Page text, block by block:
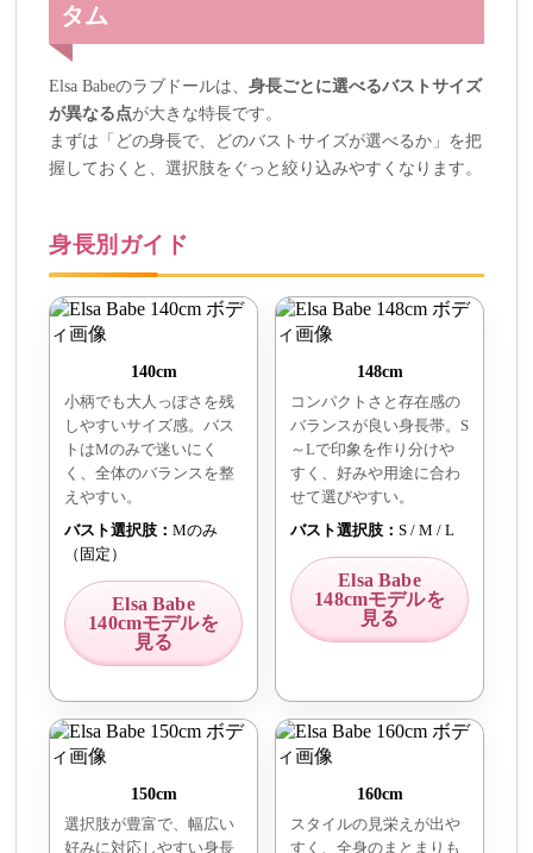
タム
Elsa Babeのラブドールは、 身長ごとに選べるバストサイズ
が異なる点が大きな特長です。
まずは「どの身長で、どのバストサイズが選べるか」を把
握しておくと、選択肢をぐっと絞り込みやすくなります。
身長別ガイド
140cm
小柄でも大人っぽさを残
しやすいサイズ感。バス
トはMのみで迷いにく
く、全体のバランスを整
えやすい。
バスト選択肢： Mのみ
（固定）
Elsa Babe
140cmモデルを
見る
148cm
コンパクトさと存在感の
バランスが良い身長帯。S
～Lで印象を作り分けや
すく、好みや用途に合わ
せて選びやすい。
バスト選択肢： S / M / L
Elsa Babe
148cmモデルを
見る
150cm
選択肢が豊富で、幅広い
好みに対応しやすい身長
160cm
スタイルの見栄えが出や
すく、全身のまとまりも